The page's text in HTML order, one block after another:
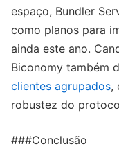
espaço, Bundler
como planos para
ainda este ano.
Biconomy também
clientes agrupados,
robustez do
###Conclusão